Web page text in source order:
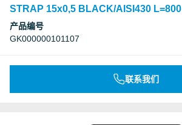
STRAP 15x0,5 BLACK/AISI430 L=800
产品编号
GK000000101107
联系我们